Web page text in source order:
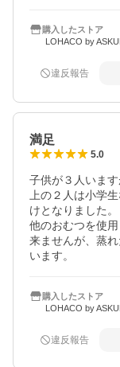
また機会があれ
購入したストア
LOHACO by ASKUL
違反報告
満足
5.0
子供が３人います
上の２人は小学
けとなりました。
他のおむつを使
来ませんが、蒸
います。
購入したストア
LOHACO by ASKUL
違反報告